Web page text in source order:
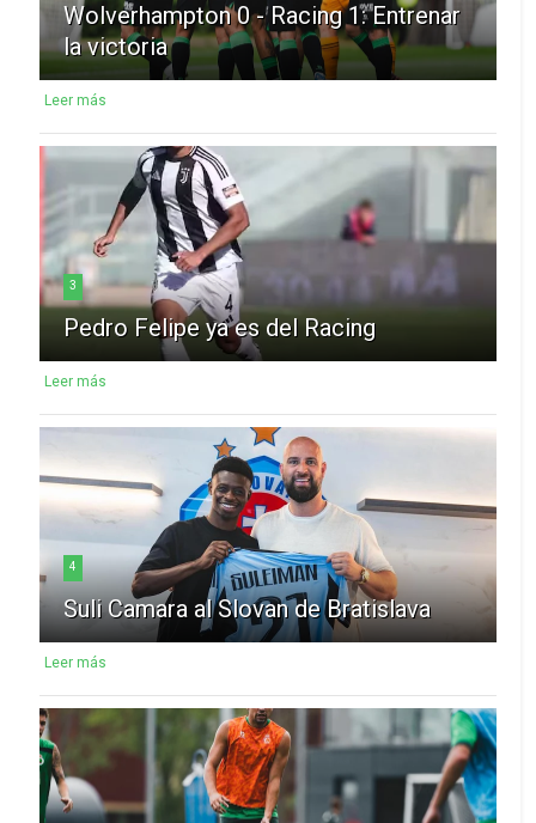
Wolverhampton 0 - Racing 1: Entrenar
la victoria
Leer más
3
Pedro Felipe ya es del Racing
Leer más
4
Suli Camara al Slovan de Bratislava
Leer más